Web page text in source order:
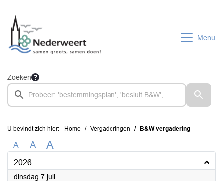
Menu
Zoeken
U bevindt zich hier: Home Vergaderingen B&W vergadering
A A A
2026
dinsdag 7 juli2026